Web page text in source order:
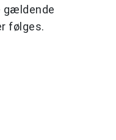
følges.